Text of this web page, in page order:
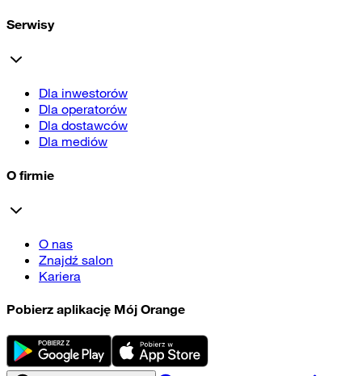
Serwisy
Dla inwestorów
Dla operatorów
Dla dostawców
Dla mediów
O firmie
O nas
Znajdź salon
Kariera
Pobierz aplikację Mój Orange